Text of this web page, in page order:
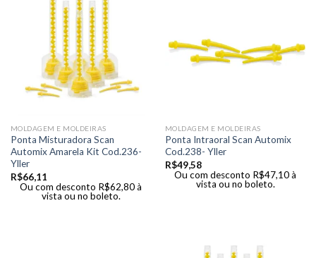
MOLDAGEM E MOLDEIRAS
Ponta Misturadora Scan
Automix Amarela Kit Cod.236-
Yller
R$66,11
Ou com desconto R$62,80à
vista ou no boleto.
MOLDAGEM E MOLDEIRAS
Ponta Intraoral Scan Automix
Cod.238- Yller
R$49,58
Ou com desconto R$47,10à
vista ou no boleto.